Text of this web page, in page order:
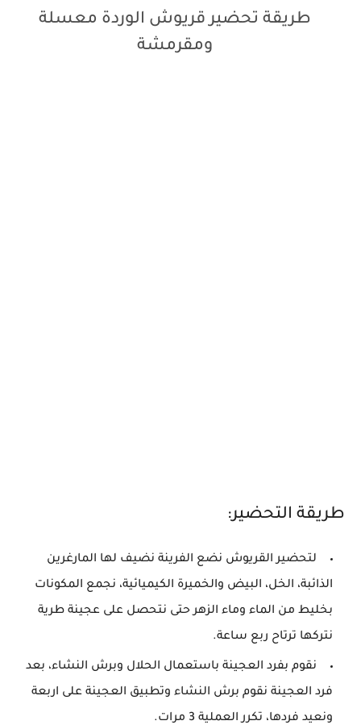
طريقة تحضير قريوش الوردة معسلة
ومقرمشة
طريقة التحضير:
لتحضير القريوش نضع الفرينة نضيف لها المارغرين
الذائبة، الخل، البيض والخميرة الكيميائية، نجمع المكونات
بخليط من الماء وماء الزهر حتى نتحصل على عجينة طرية
نتركها ترتاح ربع ساعة.
نقوم بفرد العجينة باستعمال الحلال وبرش النشاء، بعد
فرد العجينة نقوم برش النشاء وتطبيق العجينة على اربعة
ونعيد فردها، تكرر العملية 3 مرات.